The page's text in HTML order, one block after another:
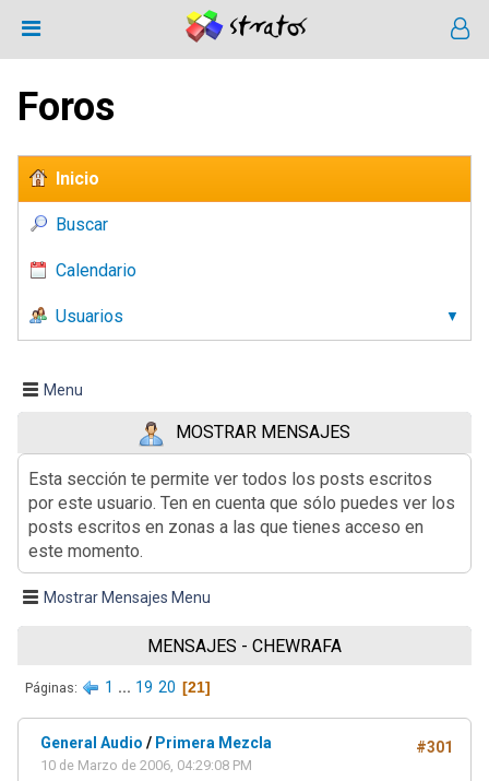
Foros
Inicio
Buscar
Calendario
Usuarios
Menu
MOSTRAR MENSAJES
Esta sección te permite ver todos los posts escritos
por este usuario. Ten en cuenta que sólo puedes ver los
posts escritos en zonas a las que tienes acceso en
este momento.
Mostrar Mensajes Menu
MENSAJES - CHEWRAFA
Páginas 1 ... 19 20 21
#301
General Audio / Primera Mezcla
10 de Marzo de 2006, 04:29:08 PM